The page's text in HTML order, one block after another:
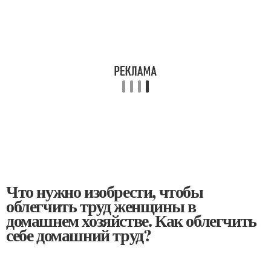
Что нужно изобрести, чтобы
облегчить труд женщины в
домашнем хозяйстве. Как облегчить
себе домашний труд?